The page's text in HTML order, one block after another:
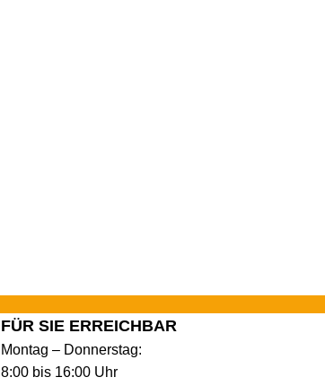
FÜR SIE ERREICHBAR
Montag – Donnerstag:
8:00 bis 16:00 Uhr